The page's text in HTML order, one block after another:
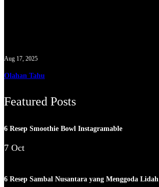
Aug 17, 2025
Olahan Tahu
Featured Posts
6 Resep Smoothie Bowl Instagramable
7 Oct
6 Resep Sambal Nusantara yang Menggoda Lidah